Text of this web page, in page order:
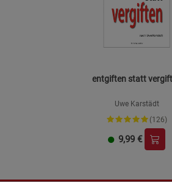
entgiften statt
Uwe Karstädt
(126)
9,99 €